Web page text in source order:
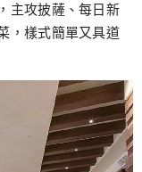
主攻披薩、每日新
，樣式簡單又具道